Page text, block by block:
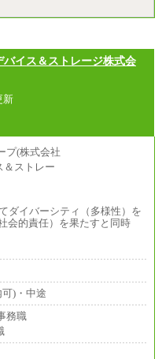
イス＆ストレージ株式会
新
ダイバーシティ（多様性）を
会的責任）を果たすと同時
)・中途
務職